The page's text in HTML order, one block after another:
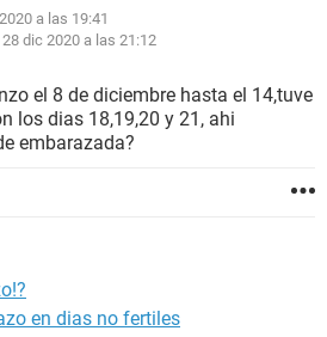
a las 19:41
28 dic 2020 a las 21:12
el 8 de diciembre hasta el 14,tuve
los dias 18,19,20 y 21, ahi
embarazada?
en dias no fertiles